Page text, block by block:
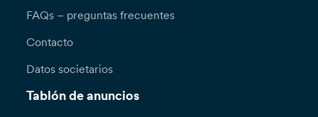
FAQs – preguntas frecuentes
Contacto
Datos societarios
Tablón de anuncios